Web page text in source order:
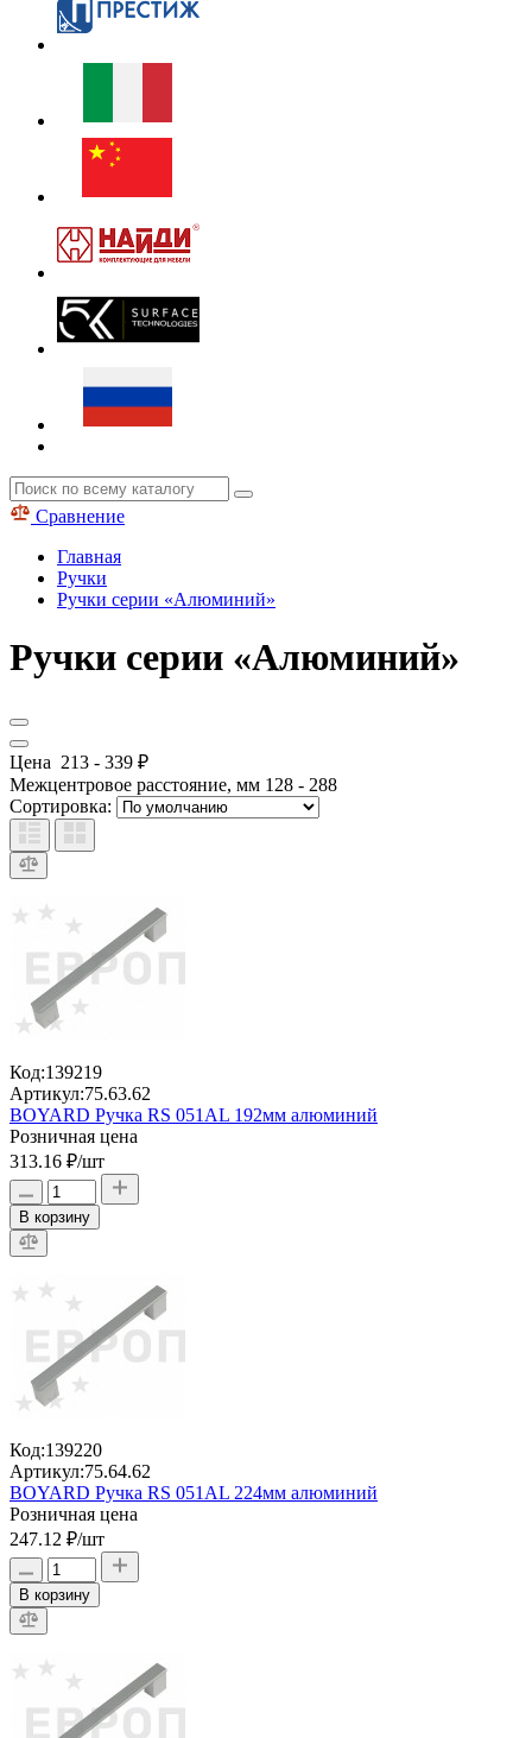
Сравнение
Главная
Ручки
Ручки серии «Алюминий»
Ручки серии «Алюминий»
Цена 213 - 339 ₽
Межцентровое расстояние, мм 128 - 288
Сортировка:
Код:139219
Артикул:75.63.62
BOYARD Ручка RS 051AL 192мм алюминий
Розничная цена
313.16 ₽/шт
В корзину
Код:139220
Артикул:75.64.62
BOYARD Ручка RS 051AL 224мм алюминий
Розничная цена
247.12 ₽/шт
В корзину